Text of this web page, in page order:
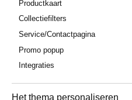
Productkaart
Collectiefilters
Service/Contactpagina
Promo popup
Integraties
Het thema personaliseren